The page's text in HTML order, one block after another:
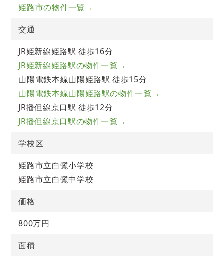
姫路市の物件一覧→
交通
JR姫新線姫路駅 徒歩16分
JR姫新線姫路駅の物件一覧→
山陽電鉄本線山陽姫路駅 徒歩15分
山陽電鉄本線山陽姫路駅の物件一覧→
JR播但線京口駅 徒歩12分
JR播但線京口駅の物件一覧→
学校区
姫路市立白鷺小学校
姫路市立白鷺中学校
価格
800万円
面積